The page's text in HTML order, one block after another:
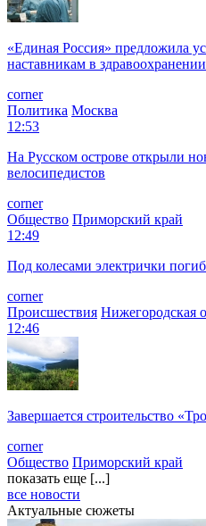
«Единая Россия» предложила
наставникам в здравоохранении
corner
Политика Москва
12:53
На Русском острове открыли
велосипедистов
corner
Общество Приморский край
12:49
Под колесами электрички
corner
Происшествия Нижегородская
12:46
Завершается строительство
corner
Общество Приморский край
показать еще [...]
все новости
Актуальные сюжеты